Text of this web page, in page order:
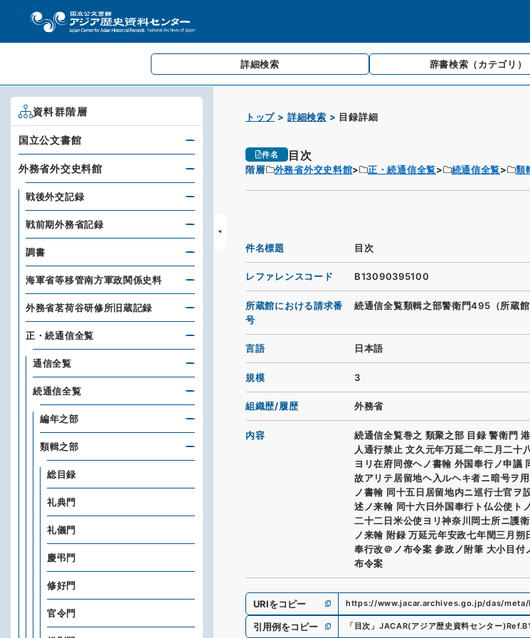
詳細検索 辞書検索 （カテゴリ）
トップ 詳細検索 目録詳細
件名 目次
階層 外務省外交史料館 正・続通信全覧 続通信全覧 類
件名標題 目次
レファレンスコード B13090395100
所蔵館における請求番
号
続通信全覧類輯之部警衛門495（所蔵館
言語 日本語
規模 3
組織歴/履歴 外務省
内容
続通信全覧巻之 類聚之部 目録 警衛門
人通行禁止 文久元年万延二年二月二十
ヨリ在府同僚ヘノ書翰 外国奉行ノ申議
故アリテ居留地ヘ入ルヘキ者ニ暗号ヲ
ノ書翰 同十五日居留地内ニ巡行士官ヲ
述ノ来翰 同十六日外国奉行ト仏公使ト
二十二日米公使ヨリ神奈川岡士所ニ護
ノ来翰 附録 万延元年安政七年閏三月
奉行改＠ノ布令案 参政ノ附筆 大小目
布令案
URIをコピー https://www.jacar.archives.go.jp/das/meta/
引用例をコピー 「目次 」 JACAR(アジア歴史資料センター)Ref.
資料群階層
国立公文書館
外務省外交史料館
戦後外交記録
戦前期外務省記録
調書
海軍省等移管南方軍政関係史料
外務省茗荷谷研修所旧蔵記録
正・続通信全覧
通信全覧
続通信全覧
編年之部
類輯之部
総目録
礼典門
礼儀門
慶弔門
修好門
官令門